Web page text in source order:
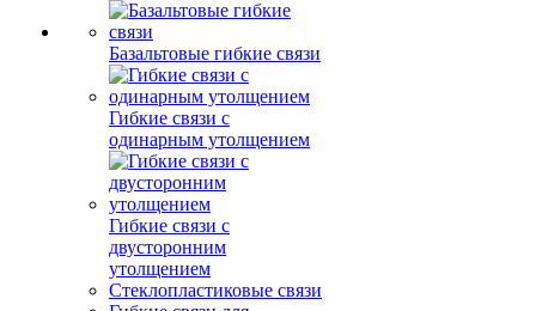
Базальтовые гибкие связи
Гибкие связи с
одинарным утолщением
Гибкие связи с
двусторонним
утолщением
Стеклопластиковые связи